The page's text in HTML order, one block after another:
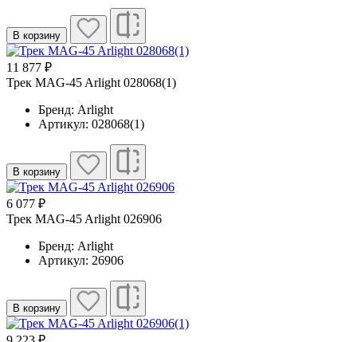
В корзину
11 877 ₽
Трек MAG-45 Arlight 028068(1)
Бренд: Arlight
Артикул: 028068(1)
В корзину
6 077 ₽
Трек MAG-45 Arlight 026906
Бренд: Arlight
Артикул: 26906
В корзину